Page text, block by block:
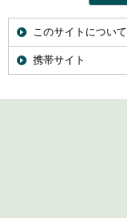
このサイトについて
携帯サイト